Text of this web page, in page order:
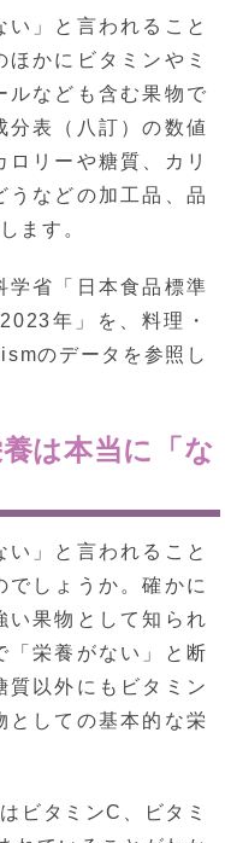
い」と言われること
かにビタミンやミ
ルなども含む果物で
分表（八訂）の数値
リーや糖質、カリ
うなどの加工品、品
ます。
省「日本食品標準
年」を、料理・
のデータを参照し
は本当に「な
い」と言われること
でしょうか。確かに
い果物として知られ
「栄養がない」と断
質以外にもビタミン
としての基本的な栄
ビタミンC、ビタミ